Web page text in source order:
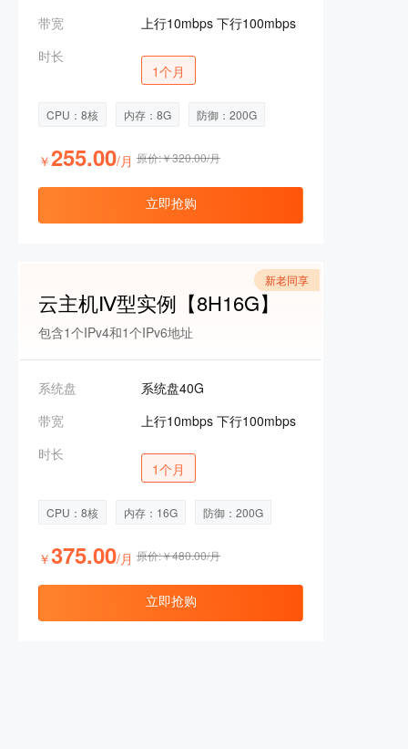
带宽
上行10mbps 下行100mbps
时长
1个月
CPU：8核 内存：8G 防御：200G
￥255.00/月 原价:￥320.00/月
立即抢购
新老同享
云主机Ⅳ型实例【8H16G】
包含1个IPv4和1个IPv6地址
系统盘
系统盘40G
带宽
上行10mbps 下行100mbps
时长
1个月
CPU：8核 内存：16G 防御：200G
￥375.00/月 原价:￥480.00/月
立即抢购